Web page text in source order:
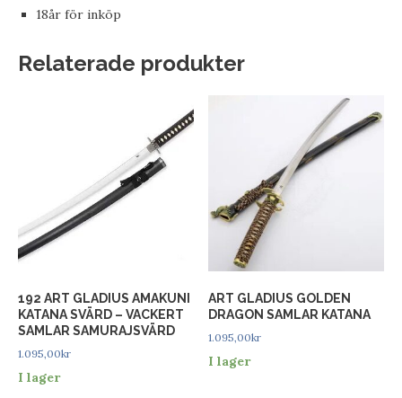
18år för inköp
Relaterade produkter
192 ART GLADIUS AMAKUNI
KATANA SVÄRD – VACKERT
SAMLAR SAMURAJSVÄRD
1.095,00kr
I lager
ART GLADIUS GOLDEN
DRAGON SAMLAR KATANA
1.095,00kr
I lager